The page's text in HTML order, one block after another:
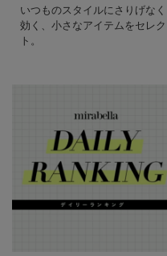
いつものスタイルにさりげなく
効く、小さなアイテムをセレク
ト。